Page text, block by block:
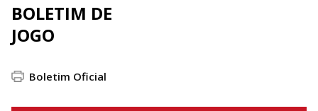
BOLETIM DE
JOGO
Boletim Oficial